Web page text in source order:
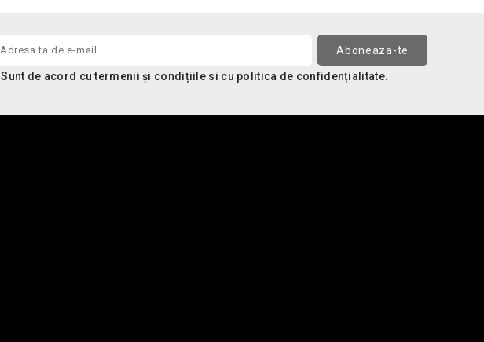
Sunt de acord cu termenii și condițiile si cu politica de confidențialitate.